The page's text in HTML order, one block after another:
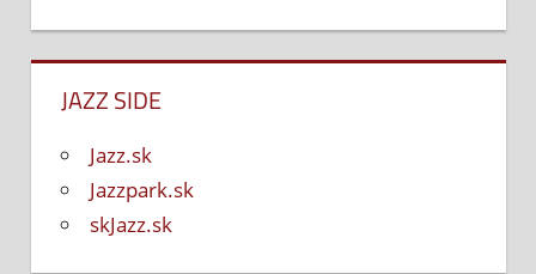
JAZZ SIDE
Jazz.sk
Jazzpark.sk
skJazz.sk